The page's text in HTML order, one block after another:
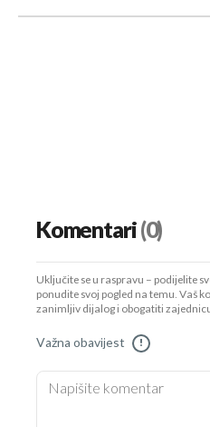
Komentari(0)
Uključite se u raspravu – podijelite
ponudite svoj pogled na temu. Vaš
zanimljiv dijalog i obogatiti
Važna obavijest !